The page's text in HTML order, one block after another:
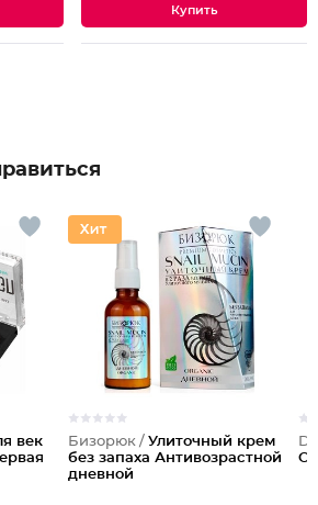
век
Бизорюк / Улиточный крем
без запаха Антивозрастной
дневной